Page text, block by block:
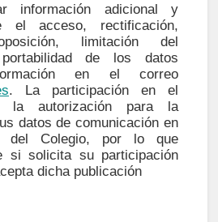
información adicional y
el acceso, rectificación,
limitación del
de los datos
en el correo
. La participación en el
la autorización para la
datos de comunicación en
del Colegio, por lo que
si solicita su participación
dicha publicación